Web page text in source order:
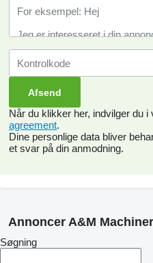
Når du klikker her, indvilger du i
agreement.
Dine personlige data bliver
et svar på din anmodning.
Annoncer A&M
Søgning